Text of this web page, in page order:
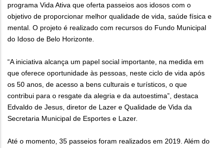
programa Vida Ativa que oferta passeios aos idosos com o
objetivo de proporcionar melhor qualidade de vida, saúde física e
mental. O projeto é realizado com recursos do Fundo Municipal
do Idoso de Belo Horizonte.
“A iniciativa alcança um papel social importante, na medida em
que oferece oportunidade às pessoas, neste ciclo de vida após
os 50 anos, de acesso a bens culturais e turísticos, o que
contribui para o resgate da alegria e da autoestima”, destaca
Edvaldo de Jesus, diretor de Lazer e Qualidade de Vida da
Secretaria Municipal de Esportes e Lazer.
Até o momento, 35 passeios foram realizados em 2019. Além do